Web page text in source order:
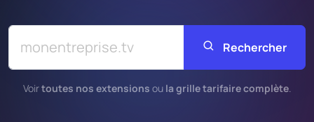
Rechercher
Voirtoutes nos extensions ou la grille tarifaire complète.